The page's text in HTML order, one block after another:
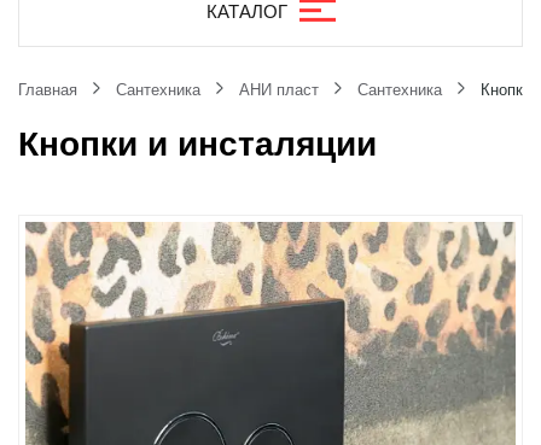
КАТАЛОГ
Главная Сантехника АНИ пласт Сантехника Кнопки
Кнопки и инсталяции